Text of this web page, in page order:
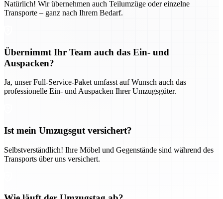
Natürlich! Wir übernehmen auch Teilumzüge oder einzelne
Transporte – ganz nach Ihrem Bedarf.
Übernimmt Ihr Team auch das Ein- und
Auspacken?
Ja, unser Full-Service-Paket umfasst auf Wunsch auch das
professionelle Ein- und Auspacken Ihrer Umzugsgüter.
Ist mein Umzugsgut versichert?
Selbstverständlich! Ihre Möbel und Gegenstände sind während des
Transports über uns versichert.